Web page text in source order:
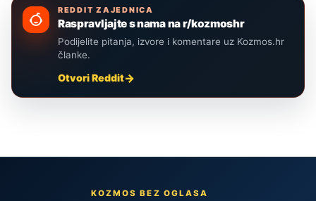
REDDIT ZAJEDNICA
Raspravljajte s nama na r/kozmoshr
Podijelite pitanja, izvore i komentare uz Kozmos.hr
članke.
Otvori Reddit
KOZMOS BEZ OGLASA